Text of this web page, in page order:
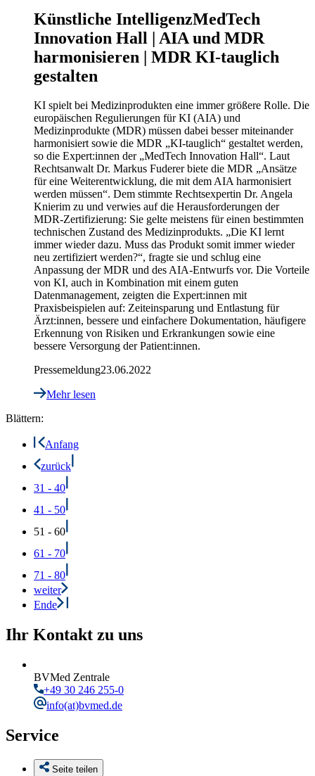
Künstliche IntelligenzMedTech
Innovation Hall | AIA und MDR
harmonisieren | MDR KI-tauglich
gestalten
KI spielt bei Medizinprodukten eine immer größere Rolle. Die
europäischen Regulierungen für KI (AIA) und
Medizinprodukte (MDR) müssen dabei besser miteinander
harmonisiert sowie die MDR „KI-tauglich“ gestaltet werden,
so die Expert:innen der „MedTech Innovation Hall“. Laut
Rechtsanwalt Dr. Markus Fuderer biete die MDR „Ansätze
für eine Weiterentwicklung, die mit dem AIA harmonisiert
werden müssen“. Dem stimmte Rechtsexpertin Dr. Angela
Knierim zu und verwies auf die Herausforderungen der
MDR-Zertifizierung: Sie gelte meistens für einen bestimmten
technischen Zustand des Medizinprodukts. „Die KI lernt
immer wieder dazu. Muss das Produkt somit immer wieder
neu zertifiziert werden?“, fragte sie und schlug eine
Anpassung der MDR und des AIA-Entwurfs vor. Die Vorteile
von KI, auch in Kombination mit einem guten
Datenmanagement, zeigten die Expert:innen mit
Praxisbeispielen auf: Zeiteinsparung und Entlastung für
Ärzt:innen, bessere und einfachere Dokumentation, häufigere
Erkennung von Risiken und Erkrankungen sowie eine
bessere Versorgung der Patient:innen.
Pressemeldung23.06.2022
Mehr lesen
Blättern:
Anfang
zurück
31 - 40
41 - 50
51 - 60
61 - 70
71 - 80
weiter
Ende
Ihr Kontakt zu uns
BVMed Zentrale
+49 30 246 255-0
info(at)bvmed.de
Service
Seite teilen